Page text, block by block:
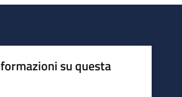
su questa